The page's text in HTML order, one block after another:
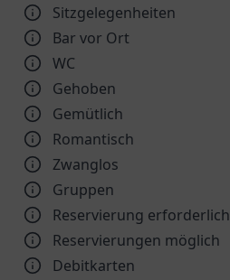
Sitzgelegenheiten
Bar vor Ort
WC
Gehoben
Gemütlich
Romantisch
Zwanglos
Gruppen
Reservierung erforderlich
Reservierungen möglich
Debitkarten